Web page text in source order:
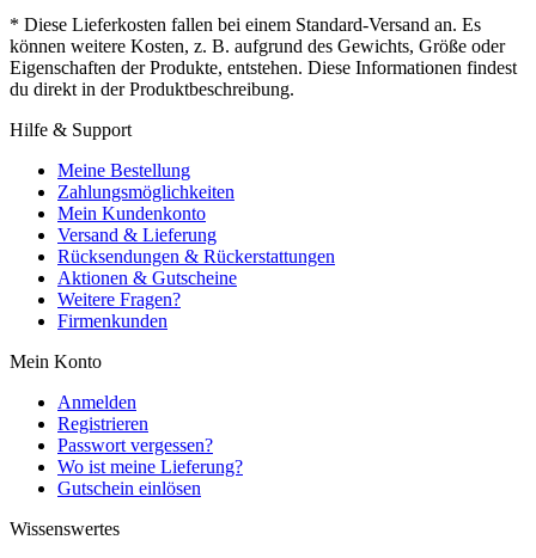
* Diese Lieferkosten fallen bei einem Standard-Versand an. Es
können weitere Kosten, z. B. aufgrund des Gewichts, Größe oder
Eigenschaften der Produkte, entstehen. Diese Informationen findest
du direkt in der Produktbeschreibung.
Hilfe & Support
Meine Bestellung
Zahlungsmöglichkeiten
Mein Kundenkonto
Versand & Lieferung
Rücksendungen & Rückerstattungen
Aktionen & Gutscheine
Weitere Fragen?
Firmenkunden
Mein Konto
Anmelden
Registrieren
Passwort vergessen?
Wo ist meine Lieferung?
Gutschein einlösen
Wissenswertes